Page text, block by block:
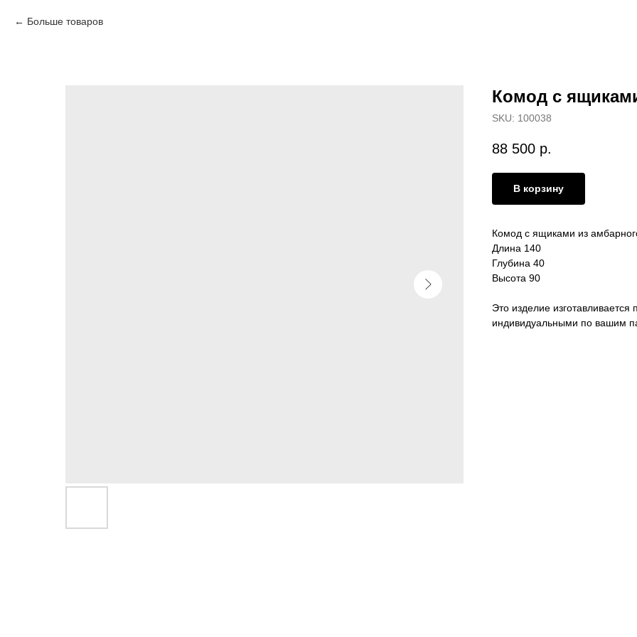
Больше товаров
Комод с
SKU: 100038
88 500 р.
В корзину
Комод с ящиками из
Длина 140
Глубина 40
Высота 90
Это изделие
индивидуальными по вашим